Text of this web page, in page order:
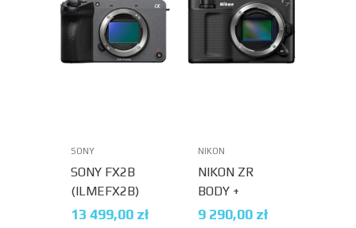
SONY
SONY FX2B
(ILMEFX2B)
13 499,00 zł
NIKON
NIKON ZR
BODY +
AKUMULATOR
9 290,00 zł